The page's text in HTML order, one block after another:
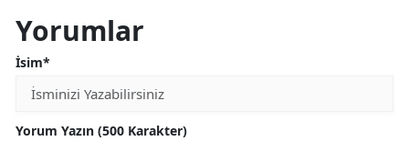
Yorumlar
İsim*
Yorum Yazın (500 Karakter)